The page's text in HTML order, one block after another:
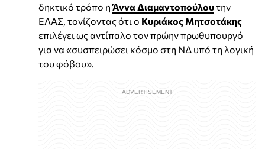
δηκτικό τρόπο ηΆννα Διαμαντοπούλουτην
ΕΛΑΣ, τονίζοντας ότι ο Κυριάκος Μητσοτάκης
επιλέγει ως αντίπαλο τον πρώην πρωθυπουργό
για να «συσπειρώσει κόσμο στη ΝΔ υπό τη λογική
του φόβου».